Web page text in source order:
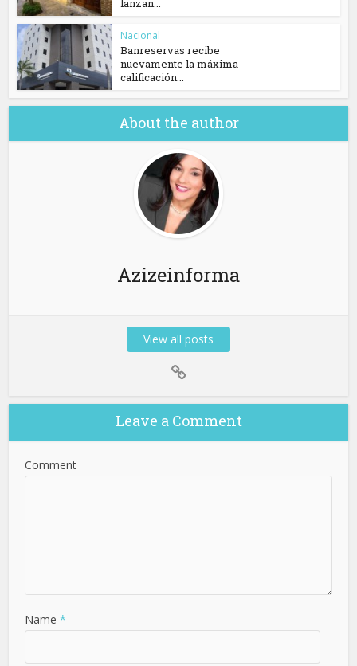
lanzan...
Nacional
Banreservas recibe
nuevamente la máxima
calificación...
About the author
Azizeinforma
View all posts
Leave a Comment
Comment
Name *